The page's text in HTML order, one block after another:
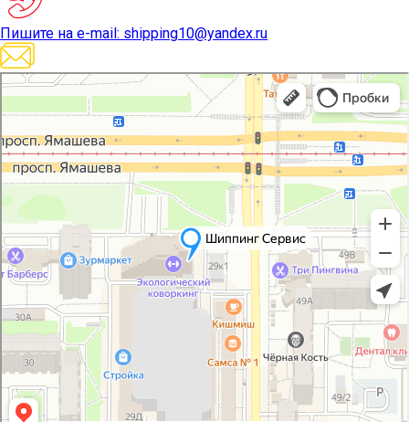
Пишите на e-mail: shipping10@yandex.ru